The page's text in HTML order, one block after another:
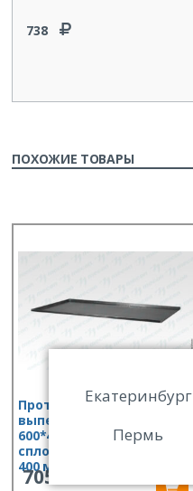
738
ПОХОЖИЕ ТОВАРЫ
Противень для
выпекания ПДВ —
600*400*10, черная сталь,
сплошной, 3 борта, откр.
400 мм
705
Екатеринбург
Пермь